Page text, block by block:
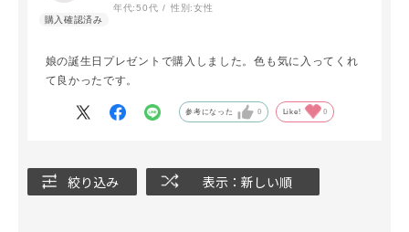
年代:50代 性別:女性
娘の誕生日プレゼントで購入しました。色も気に入ってくれ
て良かったです。
参考になった 0 Like! 0
絞り込み 表示：新しい順